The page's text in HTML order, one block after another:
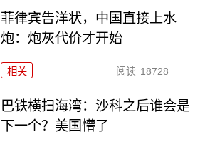
菲律宾告洋状，中国直接上水
炮：炮灰代价才开始
相关 阅读 18728
巴铁横扫海湾：沙科之后谁会是
下一个？美国懵了